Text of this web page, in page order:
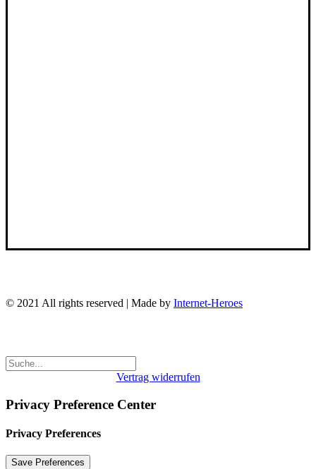
© 2021 All rights reserved | Made by Internet-Heroes
Vertrag widerrufen
Privacy Preference Center
Privacy Preferences